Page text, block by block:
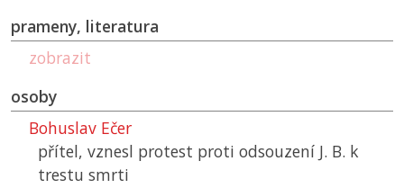
prameny, literatura
zobrazit
osoby
Bohuslav Ečer
přítel, vznesl protest proti odsouzení J. B. k
trestu smrti